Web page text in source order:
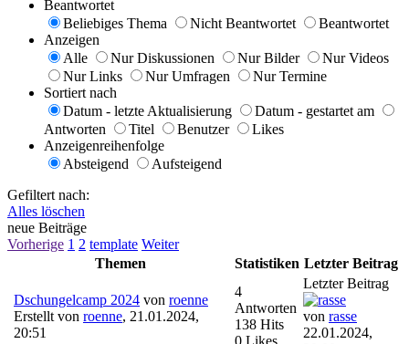
Beantwortet
Beliebiges Thema
Nicht Beantwortet
Beantwortet
Anzeigen
Alle
Nur Diskussionen Nur Bilder
Nur Videos
Nur Links
Nur Umfragen
Nur Termine
Sortiert nach
Datum - letzte Aktualisierung
Datum - gestartet am
Antworten
Titel Benutzer
Likes
Anzeigenreihenfolge
Absteigend
Aufsteigend
Gefiltert nach:
Alles löschen
neue Beiträge
Vorherige 1 2 template Weiter
Themen
Statistiken Letzter Beitrag
Dschungelcamp 2024 von roenne
Erstellt von roenne, 21.01.2024,
20:51
4
Antworten
138 Hits
0 Likes
Letzter Beitrag
von rasse
22.01.2024,